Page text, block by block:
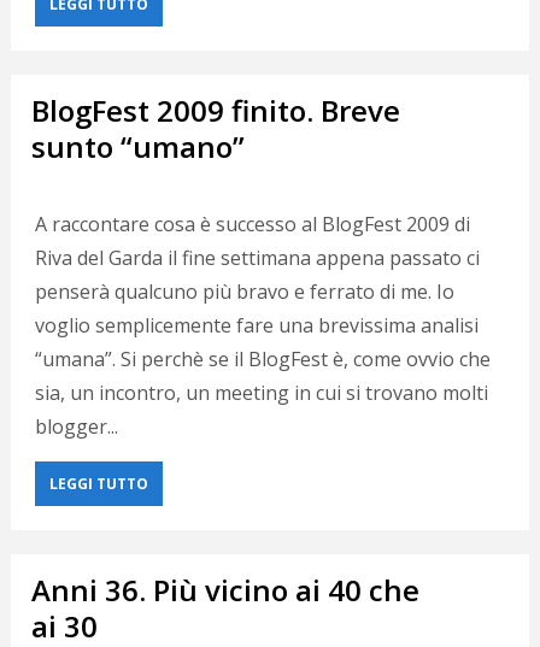
BlogFest 2009 finito. Breve
sunto “umano”
A raccontare cosa è successo al BlogFest 2009 di
Riva del Garda il fine settimana appena passato ci
penserà qualcuno più bravo e ferrato di me. Io
voglio semplicemente fare una brevissima analisi
“umana”. Si perchè se il BlogFest è, come ovvio che
sia, un incontro, un meeting in cui si trovano molti
blogger...
LEGGI TUTTO
Anni 36. Più vicino ai 40 che
ai 30